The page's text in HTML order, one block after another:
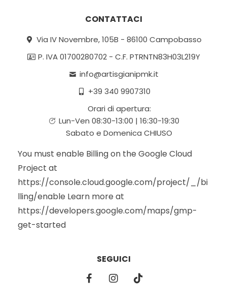
CONTATTACI
Via IV Novembre, 105B - 86100 Campobasso
P. IVA 01700280702 - C.F. PTRNTN83H03L219Y
info@artisgianipmk.it
+39 340 9907310
Orari di apertura:
Lun-Ven 08:30-13:00 | 16:30-19:30
Sabato e Domenica CHIUSO
You must enable Billing on the Google Cloud
Project at
https://console.cloud.google.com/project/_/bi
lling/enable Learn more at
https://developers.google.com/maps/gmp-
get-started
SEGUICI